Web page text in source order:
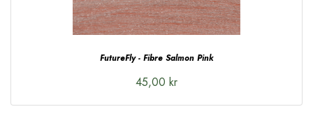
FutureFly - Fibre Salmon Pink
45,00 kr